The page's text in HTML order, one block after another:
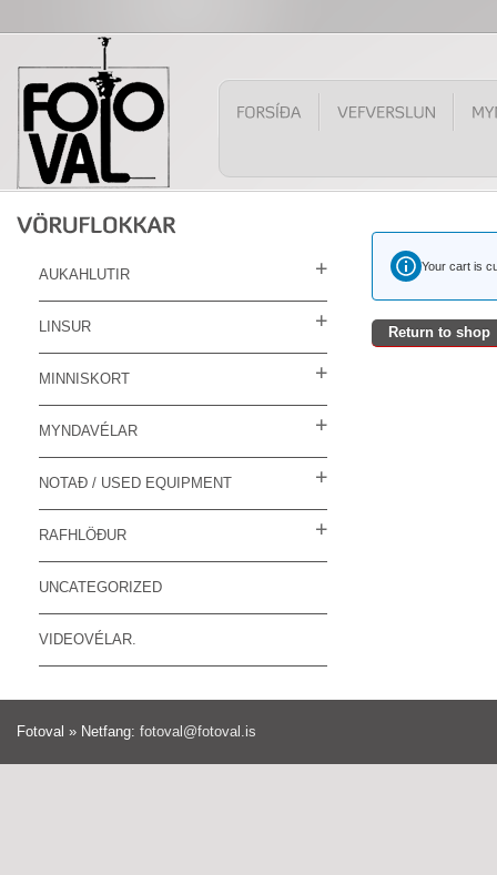
Your cart is
Return to shop
AUKAHLUTIR
LINSUR
MINNISKORT
MYNDAVÉLAR
NOTAÐ / USED EQUIPMENT
RAFHLÖÐUR
UNCATEGORIZED
VIDEOVÉLAR.
Fotoval » Netfang: fotoval@fotoval.is